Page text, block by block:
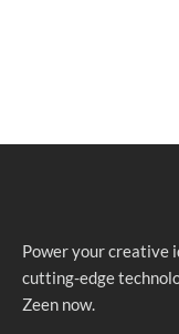
Power your creative
cutting-edge
Zeen now.